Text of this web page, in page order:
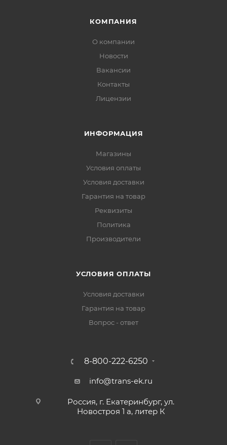
КОМПАНИЯ
О компании
Новости
Вакансии
Контакты
Лицензии
ИНФОРМАЦИЯ
Магазины
Условия оплаты
Условия доставки
Гарантия на товар
Реквизиты
Политика
Производители
УСЛОВИЯ ОПЛАТЫ
Условия доставки
Гарантия на товар
Вопрос - ответ
8-800-222-6250
info@trans-ek.ru
Россия, г. Екатеринбург, ул.
Новостроя 1 а, литер К